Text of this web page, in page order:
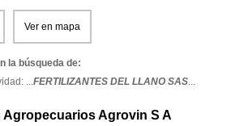
Ver en mapa
la búsqueda de:
...FERTILIZANTES DEL LLANO SAS...
Agropecuarios Agrovin S A